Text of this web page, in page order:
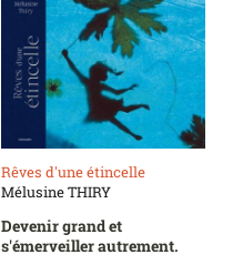
Rêves d'une étincelle
Mélusine THIRY
Devenir grand et
s'émerveiller autrement.